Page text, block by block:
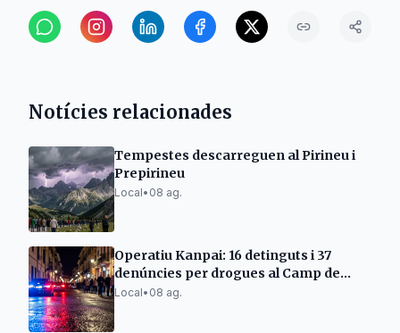
Notícies relacionades
Tempestes descarreguen al Pirineu i
Prepirineu
Local• 08 ag.
Operatiu Kanpai: 16 detinguts i 37
denúncies per drogues al Camp de
Tarragona
Local• 08 ag.